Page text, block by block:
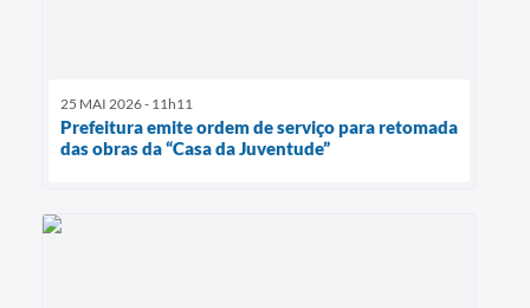
25 MAI 2026 - 11h11
Prefeitura emite ordem de serviço para retomada
das obras da “Casa da Juventude”